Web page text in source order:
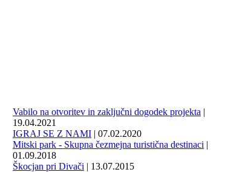
Vabilo na otvoritev in zaključni dogodek projekta |
19.04.2021
IGRAJ SE Z NAMI | 07.02.2020
Mitski park - Skupna čezmejna turistična destinaci |
01.09.2018
Škocjan pri Divači | 13.07.2015